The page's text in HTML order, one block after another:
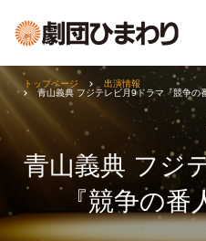
青山義典 フジ
『競争の番
トップページ
出演情報
青山義典 フジテレビ月9ドラマ『競争の